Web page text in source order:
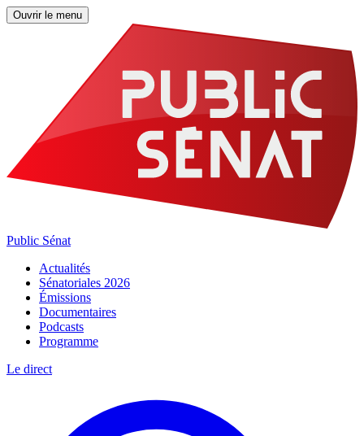
Ouvrir le menu
Public Sénat
Actualités
Sénatoriales 2026
Émissions
Documentaires
Podcasts
Programme
Le direct